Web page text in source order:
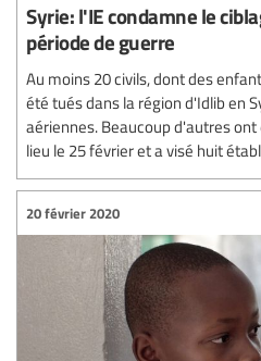
Syrie: l'IE condamne le
période de guerre
Au moins 20 civils, dont des
été tués dans la région d'Idlib en
aériennes. Beaucoup d'autres
lieu le 25 février et a visé huit
20 février 2020